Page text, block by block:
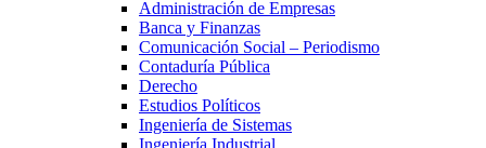
Administración de Empresas
Banca y Finanzas
Comunicación Social – Periodismo
Contaduría Pública
Derecho
Estudios Políticos
Ingeniería de Sistemas
Ingeniería Industrial